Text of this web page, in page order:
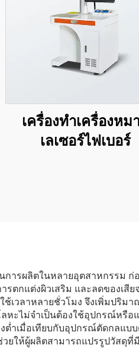
เครื่องทำเครื่องหม
เลเซอร์ไฟเบอร์
การผลิตในหลายอุตสาหกรรม
กแต่งผิวเสริม และลดของเสี
เวลาหลายชั่วโมง จึงเพิ่มปริ
ะไม่จำเป็นต้องใช้อุปกรณ์หรื
ำเมื่อเทียบกับอุปกรณ์ตัดกลแบ
ยให้ผู้ผลิตสามารถแปรรูปวัสดุ